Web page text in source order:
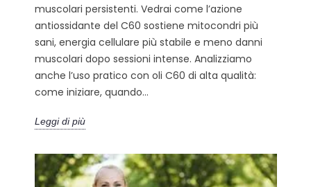
muscolari persistenti. Vedrai come l’azione
antiossidante del C60 sostiene mitocondri più
sani, energia cellulare più stabile e meno danni
muscolari dopo sessioni intense. Analizziamo
anche l’uso pratico con oli C60 di alta qualità:
come iniziare, quando...
Leggi di più